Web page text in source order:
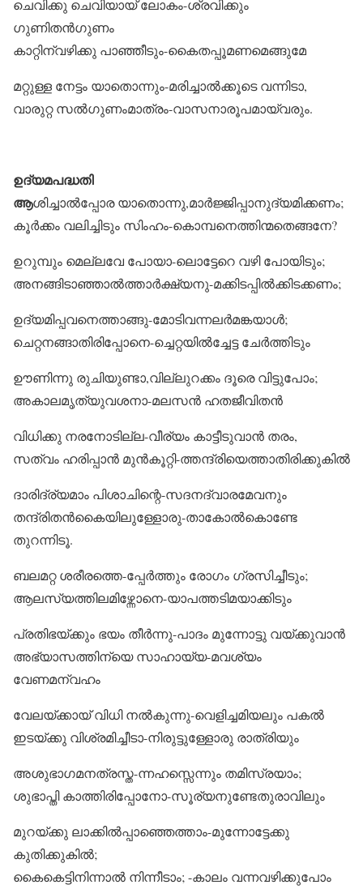
ചെവിക്കു ചെവിയായ് ലോകം-ശ്രവിക്കും
ഗുണിതൻഗുണം
കാറ്റിന്വഴിക്കു പാഞ്ഞീടും-കൈതപ്പൂമണമെങ്ങുമേ
മറ്റുള്ള നേട്ടം യാതൊന്നും-മരിച്ചാൽക്കൂടെ വന്നിടാ,
വാരുറ്റ സൽഗുണംമാത്രം-വാസനാരൂപമായ്‌വരും.
ഉദ്യമപദ്ധതി
ആശിച്ചാൽപ്പോര യാതൊന്നു,മാർജ്ജിപ്പാനുദ്യമിക്കണം;
കൂർക്കം വലിച്ചിടും സിംഹം-കൊമ്പനെത്തിന്മതെങ്ങനേ?
ഉറുമ്പും മെല്ലവേ പോയാ-ലൊട്ടേറെ വഴി പോയിടും;
അനങ്ങിടാഞ്ഞാൽത്താർക്ഷ്യനു-മക്കിടപ്പിൽക്കിടക്കണം;
ഉദ്യമിപ്പവനെത്താങ്ങു-മോടിവന്നലർമങ്കയാൾ;
ചെറ്റനങ്ങാതിരിപ്പോനെ-ച്ചെറ്റയിൽച്ചേട്ട ചേർത്തിടും
ഊണിന്നു രുചിയുണ്ടാ,വില്ലുറക്കം ദൂരെ വിട്ടുപോം;
അകാലമൃത്യുവശനാ-മലസൻ ഹതജീവിതൻ
വിധിക്കു നരനോടില്ല-വീര്യം കാട്ടീടുവാൻ തരം,
സത്വം ഹരിപ്പാൻ മുൻകൂറ്റി-ത്തന്ദ്രിയെത്താതിരിക്കുകിൽ
ദാരിദ്ര്യമാം പിശാചിന്റെ-സദനദ്വാരമേവനും
തന്ദ്രിതൻകൈയിലുള്ളോരു-താകോൽകൊണ്ടേ
തുറന്നിടൂ.
ബലമറ്റ ശരീരത്തെ-പ്പേർത്തും രോഗം ഗ്രസിച്ചീടും;
ആലസ്യത്തിലമിഴ്ന്നോനെ-യാപത്തടിമയാക്കിടും
പ്രതിഭയ്ക്കും ഭയം തീർന്നു-പാദം മുന്നോട്ടു വയ്ക്കുവാൻ
അഭ്യാസത്തിന്യെ സാഹായ്യ-മവശ്യം
വേണമന്വഹം
വേലയ്ക്കായ് വിധി നൽകുന്നു-വെളിച്ചമിയലും പകൽ
ഇടയ്ക്കു വിശ്രമിച്ചീടാ-നിരുട്ടുള്ളോരു രാത്രിയും
അശുഭാഗമനത്രസ്ത-ന്നഹസ്സെന്നും തമിസ്രയാം;
ശുഭാപ്തി കാത്തിരിപ്പോനോ-സൂര്യനുണ്ടേതുരാവിലും
മുറയ്ക്കു ലാക്കിൽപ്പാഞ്ഞെത്താം-മുന്നോട്ടേക്കു
കുതിക്കുകിൽ;
കൈകെട്ടിനിന്നാൽ നിന്നീടാം; -കാലം വന്നവഴിക്കുപോം